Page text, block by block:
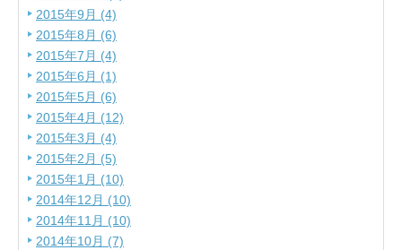
2015年9月 (4)
2015年8月 (6)
2015年7月 (4)
2015年6月 (1)
2015年5月 (6)
2015年4月 (12)
2015年3月 (4)
2015年2月 (5)
2015年1月 (10)
2014年12月 (10)
2014年11月 (10)
2014年10月 (7)